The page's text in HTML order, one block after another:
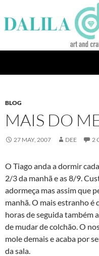
to
content
BLOG
MAIS DO
27 MAY, 2007 DEE 2
O Tiago anda a dormir
2/3 da manhã e as 8/9.
adormeça mas assim que
manhã. O mais estranho é
horas de seguida também
de mudar de colchão. O
mole demais e acaba por
da sala.